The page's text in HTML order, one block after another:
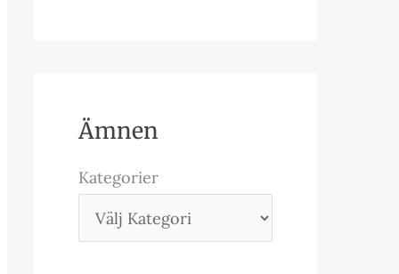
Ämnen
Kategorier